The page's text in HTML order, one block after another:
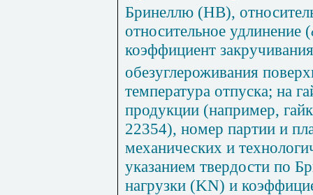
Бринеллю (НВ),
относительное удлинение (
коэффициент
обезуглероживания
температура отпуска; на
продукции (например,
22354), номер партии и
механических и
указанием твердости по
нагрузки (KN) и